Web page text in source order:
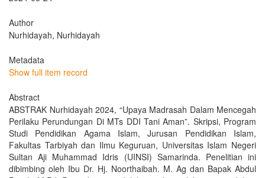
Author
Nurhidayah, Nurhidayah
Metadata
Show full item record
Abstract
ABSTRAK Nurhidayah 2024, “Upaya Madrasah Dalam Mencegah
Perilaku Perundungan Di MTs DDI Tani Aman”. Skripsi, Program
Studi Pendidikan Agama Islam, Jurusan Pendidikan Islam,
Fakultas Tarbiyah dan Ilmu Keguruan, Universitas Islam Negeri
Sultan Aji Muhammad Idris (UINSI) Samarinda. Penelitian ini
dibimbing oleh Ibu Dr. Hj. Noorthaibah. M. Ag dan Bapak Abdul